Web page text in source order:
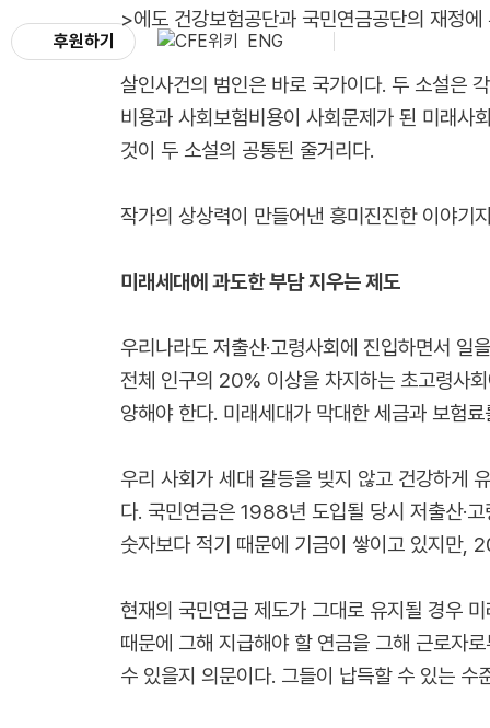
후원하기 ENG
>에도 건강보험공단과 국민연금공단의 재정
살인사건의 범인은 바로 국가이다. 두 소설은
비용과 사회보험비용이 사회문제가 된 미래사
것이 두 소설의 공통된 줄거리다.
작가의 상상력이 만들어낸 흥미진진한 이야기
미래세대에 과도한 부담 지우는 제도
우리나라도 저출산·고령사회에 진입하면서
전체 인구의 20% 이상을 차지하는 초고령사
양해야 한다. 미래세대가 막대한 세금과 보험
우리 사회가 세대 갈등을 빚지 않고 건강하게
다. 국민연금은 1988년 도입될 당시 저출산·
숫자보다 적기 때문에 기금이 쌓이고 있지만,
현재의 국민연금 제도가 그대로 유지될 경우
때문에 그해 지급해야 할 연금을 그해 근로자
수 있을지 의문이다. 그들이 납득할 수 있는